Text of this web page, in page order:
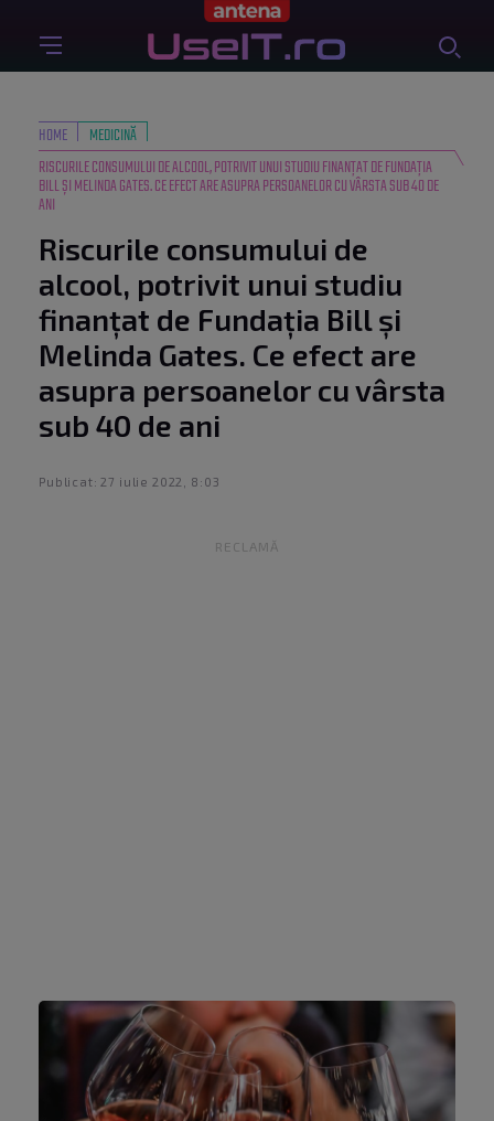
HOME
MEDICINĂ
RISCURILE CONSUMULUI DE ALCOOL, POTRIVIT UNUI STUDIU FINANȚAT DE FUNDAȚIA
BILL ȘI MELINDA GATES. CE EFECT ARE ASUPRA PERSOANELOR CU VÂRSTA SUB 40 DE
ANI
Riscurile consumului de
alcool, potrivit unui studiu
finanțat de Fundația Bill și
Melinda Gates. Ce efect are
asupra persoanelor cu vârsta
sub 40 de ani
Publicat: 27 iulie 2022, 8:03
RECLAMĂ